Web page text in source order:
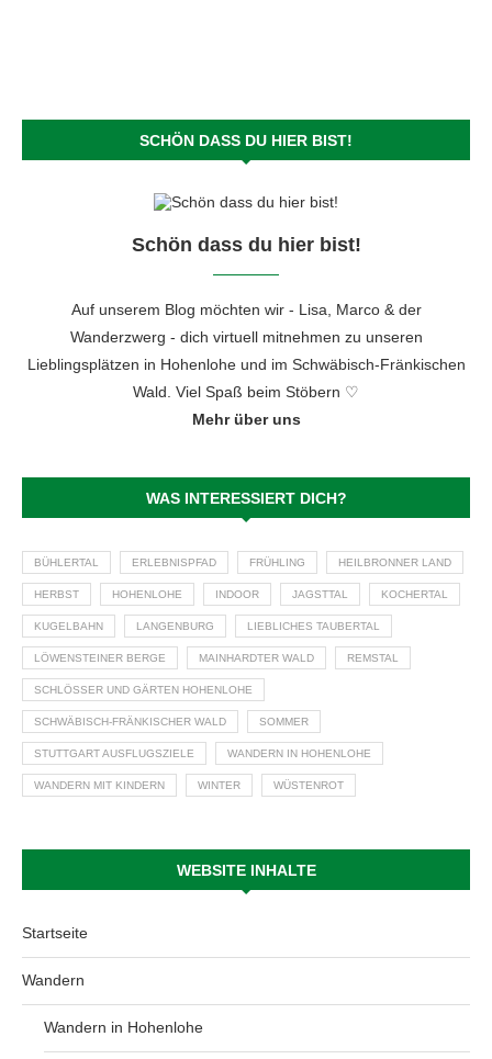
SCHÖN DASS DU HIER BIST!
Schön dass du hier bist!
Auf unserem Blog möchten wir - Lisa, Marco & der
Wanderzwerg - dich virtuell mitnehmen zu unseren
Lieblingsplätzen in Hohenlohe und im Schwäbisch-Fränkischen
Wald. Viel Spaß beim Stöbern ♡
Mehr über uns
WAS INTERESSIERT DICH?
BÜHLERTAL ERLEBNISPFAD FRÜHLING HEILBRONNER LAND
HERBST HOHENLOHE INDOOR JAGSTTAL KOCHERTAL
KUGELBAHN LANGENBURG LIEBLICHES TAUBERTAL
LÖWENSTEINER BERGE MAINHARDTER WALD REMSTAL
SCHLÖSSER UND GÄRTEN HOHENLOHE
SCHWÄBISCH-FRÄNKISCHER WALD SOMMER
STUTTGART AUSFLUGSZIELE WANDERN IN HOHENLOHE
WANDERN MIT KINDERN WINTER WÜSTENROT
WEBSITE INHALTE
Startseite
Wandern
Wandern in Hohenlohe